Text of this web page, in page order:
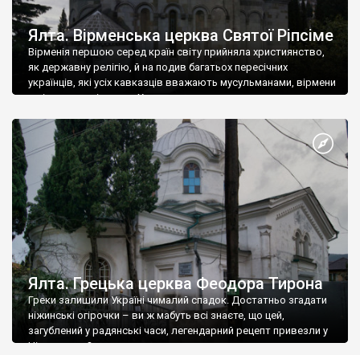
Ялта. Вірменська церква Святої Ріпсіме
Вірменія першою серед країн світу прийняла християнство,
як державну релігію, й на подив багатьох пересічних
українців, які усіх кавказців вважають мусульманами, вірмени
є відданими вірянами Христа
Ялта. Грецька церква Феодора Тирона
Греки залишили Україні чималий спадок. Достатньо згадати
ніжинські огірочки – ви ж мабуть всі знаєте, що цей,
загублений у радянські часи, легендарний рецепт привезли у
Ніжин греки?